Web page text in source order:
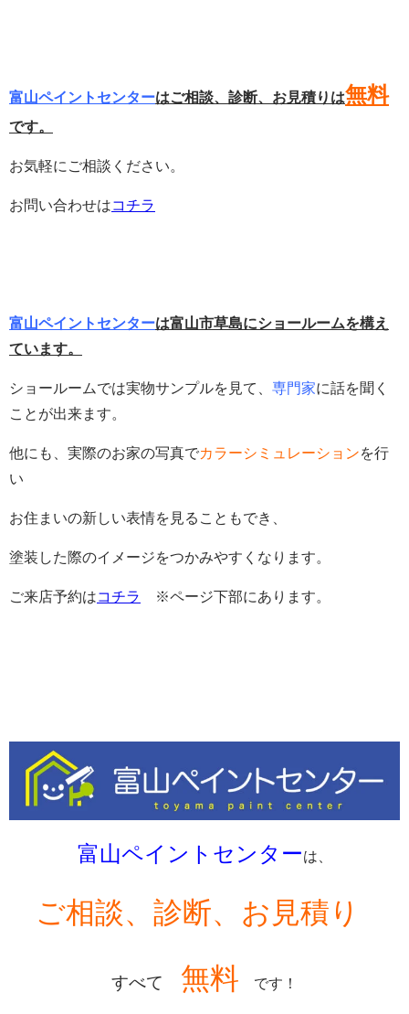
富山ペイントセンターはご相談、診断、お見積りは無料
です。
お気軽にご相談ください。
お問い合わせはコチラ
富山ペイントセンターは富山市草島にショールームを構え
ています。
ショールームでは実物サンプルを見て、 専門家に話を聞く
ことが出来ます。
他にも、実際のお家の写真でカラーシミュレーションを行
い
お住まいの新しい表情を見ることもでき、
塗装した際のイメージをつかみやすくなります。
ご来店予約はコチラ ※ページ下部にあります。
富山ペイントセンターは、
ご相談、診断、お見積り
すべて 無料 です！